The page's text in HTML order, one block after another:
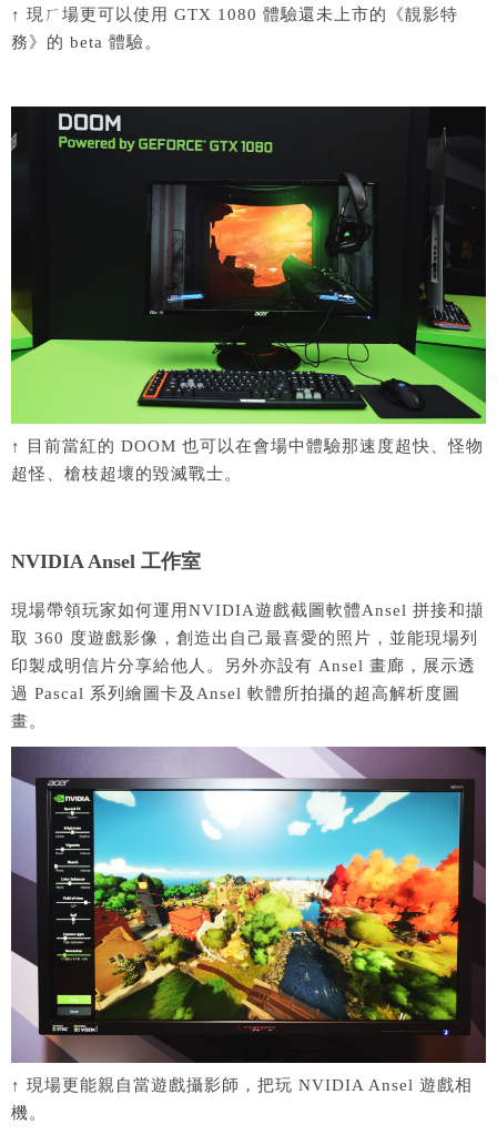
↑ 現ㄏ場更可以使用 GTX 1080 體驗還未上市的《靚影特
務》的 beta 體驗。
↑ 目前當紅的 DOOM 也可以在會場中體驗那速度超快、怪物
超怪、槍枝超壞的毀滅戰士。
NVIDIA Ansel 工作室
現場帶領玩家如何運用NVIDIA遊戲截圖軟體Ansel 拼接和擷
取 360 度遊戲影像，創造出自己最喜愛的照片，並能現場列
印製成明信片分享給他人。另外亦設有 Ansel 畫廊，展示透
過 Pascal 系列繪圖卡及Ansel 軟體所拍攝的超高解析度圖
畫。
↑ 現場更能親自當遊戲攝影師，把玩 NVIDIA Ansel 遊戲相
機。